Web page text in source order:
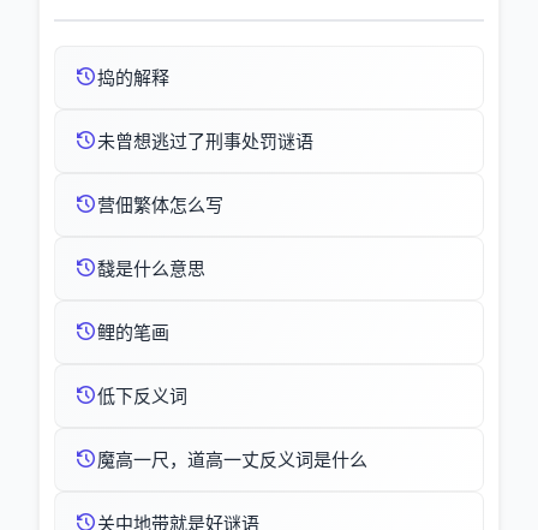
捣的解释
未曾想逃过了刑事处罚谜语
营佃繁体怎么写
馢是什么意思
鲤的笔画
低下反义词
魔高一尺，道高一丈反义词是什么
关中地带就是好谜语